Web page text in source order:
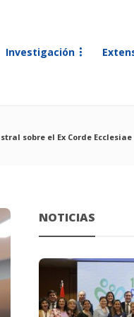
Investigación
sobre el Ex Corde Ecclesiae
NOTICIAS